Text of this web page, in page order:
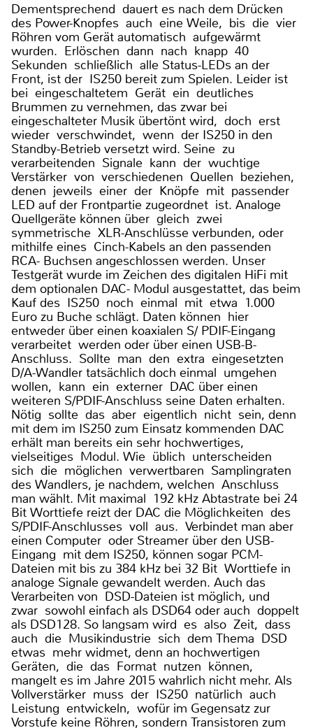
Dementsprechend dauert es nach dem Drücken
des Power-Knopfes auch eine Weile, bis die vier
Röhren vom Gerät automatisch aufgewärmt
wurden. Erlöschen dann nach knapp 40
Sekunden schließlich alle Status-LEDs an der
Front, ist der IS250 bereit zum Spielen. Leider ist
bei eingeschaltetem Gerät ein deutliches
Brummen zu vernehmen, das zwar bei
eingeschalteter Musik übertönt wird, doch erst
wieder verschwindet, wenn der IS250 in den
Standby-Betrieb versetzt wird. Seine zu
verarbeitenden Signale kann der wuchtige
Verstärker von verschiedenen Quellen beziehen,
denen jeweils einer der Knöpfe mit passender
LED auf der Frontpartie zugeordnet ist. Analoge
Quellgeräte können über gleich zwei
symmetrische XLR-Anschlüsse verbunden, oder
mithilfe eines Cinch-Kabels an den passenden
RCA- Buchsen angeschlossen werden. Unser
Testgerät wurde im Zeichen des digitalen HiFi mit
dem optionalen DAC- Modul ausgestattet, das beim
Kauf des IS250 noch einmal mit etwa 1.000
Euro zu Buche schlägt. Daten können hier
entweder über einen koaxialen S/ PDIF-Eingang
verarbeitet werden oder über einen USB-B-
Anschluss. Sollte man den extra eingesetzten
D/A-Wandler tatsächlich doch einmal umgehen
wollen, kann ein externer DAC über einen
weiteren S/PDIF-Anschluss seine Daten erhalten.
Nötig sollte das aber eigentlich nicht sein, denn
mit dem im IS250 zum Einsatz kommenden DAC
erhält man bereits ein sehr hochwertiges,
vielseitiges Modul. Wie üblich unterscheiden
sich die möglichen verwertbaren Samplingraten
des Wandlers, je nachdem, welchen Anschluss
man wählt. Mit maximal 192 kHz Abtastrate bei 24
Bit Worttiefe reizt der DAC die Möglichkeiten des
S/PDIF-Anschlusses voll aus. Verbindet man aber
einen Computer oder Streamer über den USB-
Eingang mit dem IS250, können sogar PCM-
Dateien mit bis zu 384 kHz bei 32 Bit Worttiefe in
analoge Signale gewandelt werden. Auch das
Verarbeiten von DSD-Dateien ist möglich, und
zwar sowohl einfach als DSD64 oder auch doppelt
als DSD128. So langsam wird es also Zeit, dass
auch die Musikindustrie sich dem Thema DSD
etwas mehr widmet, denn an hochwertigen
Geräten, die das Format nutzen können,
mangelt es im Jahre 2015 wahrlich nicht mehr. Als
Vollverstärker muss der IS250 natürlich auch
Leistung entwickeln, wofür im Gegensatz zur
Vorstufe keine Röhren, sondern Transistoren zum